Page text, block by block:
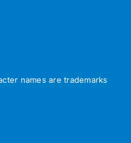
names are trademarks